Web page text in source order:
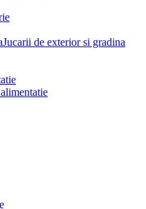
Jucarii de exterior si gradina